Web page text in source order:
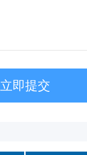
立即提交